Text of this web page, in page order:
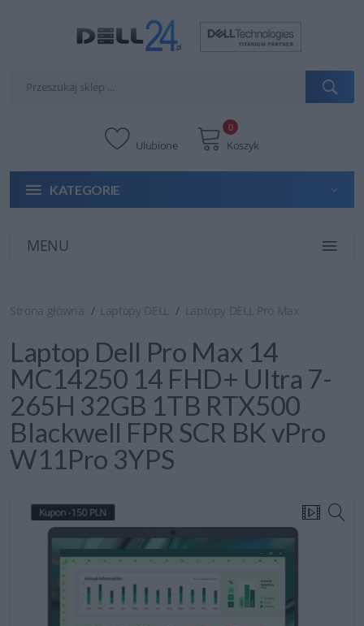
Ulubione Koszyk
0
KATEGORIE
MENU
Strona główna Laptopy DELL Laptopy DELL Pro Max
Laptop Dell Pro Max 14
MC14250 14 FHD+ Ultra 7-
265H 32GB 1TB RTX500
Blackwell FPR SCR BK vPro
W11Pro 3YPS
Kupon -150 PLN